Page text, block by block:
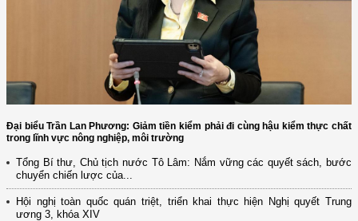
Đại biểu Trần Lan Phương: Giảm tiền kiểm phải đi cùng hậu kiểm thực chất
trong lĩnh vực nông nghiệp, môi trường
Tổng Bí thư, Chủ tịch nước Tô Lâm: Nắm vững các quyết sách, bước
chuyển chiến lược của...
Hội nghị toàn quốc quán triệt, triển khai thực hiện Nghị quyết Trung
ương 3, khóa XIV